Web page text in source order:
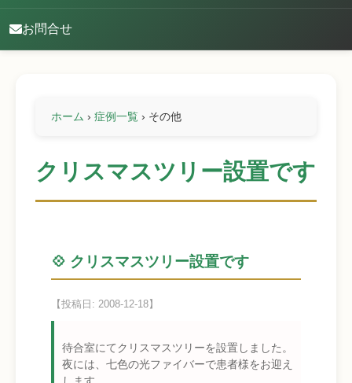
お問合せ
ホーム › 症例一覧 › その他
クリスマスツリー設置です
💠 クリスマスツリー設置です
【投稿日: 2008-12-18】
待合室にてクリスマスツリーを設置しました。
夜には、七色の光ファイバーで患者様をお迎え
します。